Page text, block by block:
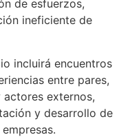
de esfuerzos,
ineficiente de
incluirá encuentros
entre pares,
externos,
y desarrollo de